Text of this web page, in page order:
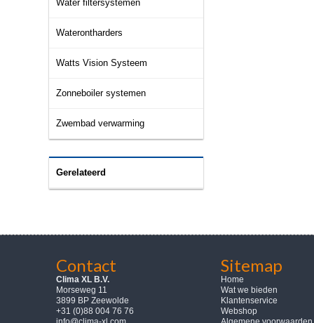
Water filtersystemen
Waterontharders
Watts Vision Systeem
Zonneboiler systemen
Zwembad verwarming
Gerelateerd
Contact
Clima XL B.V.
Morseweg 11
3899 BP Zeewolde
+31 (0)88 004 76 76
Sitemap
Home
Wat we bieden
Klantenservice
Webshop